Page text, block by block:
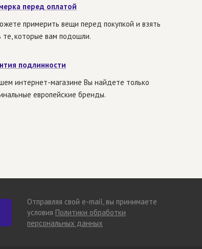
перед оплатой
примерить вещи перед покупкой и взять
те, которые вам подошли.
подлинности
интернет-магазине Вы найдете только
европейские бренды.
Отправляя свой e-mail, вы принимаете
условия Политики обработки
персональных данных